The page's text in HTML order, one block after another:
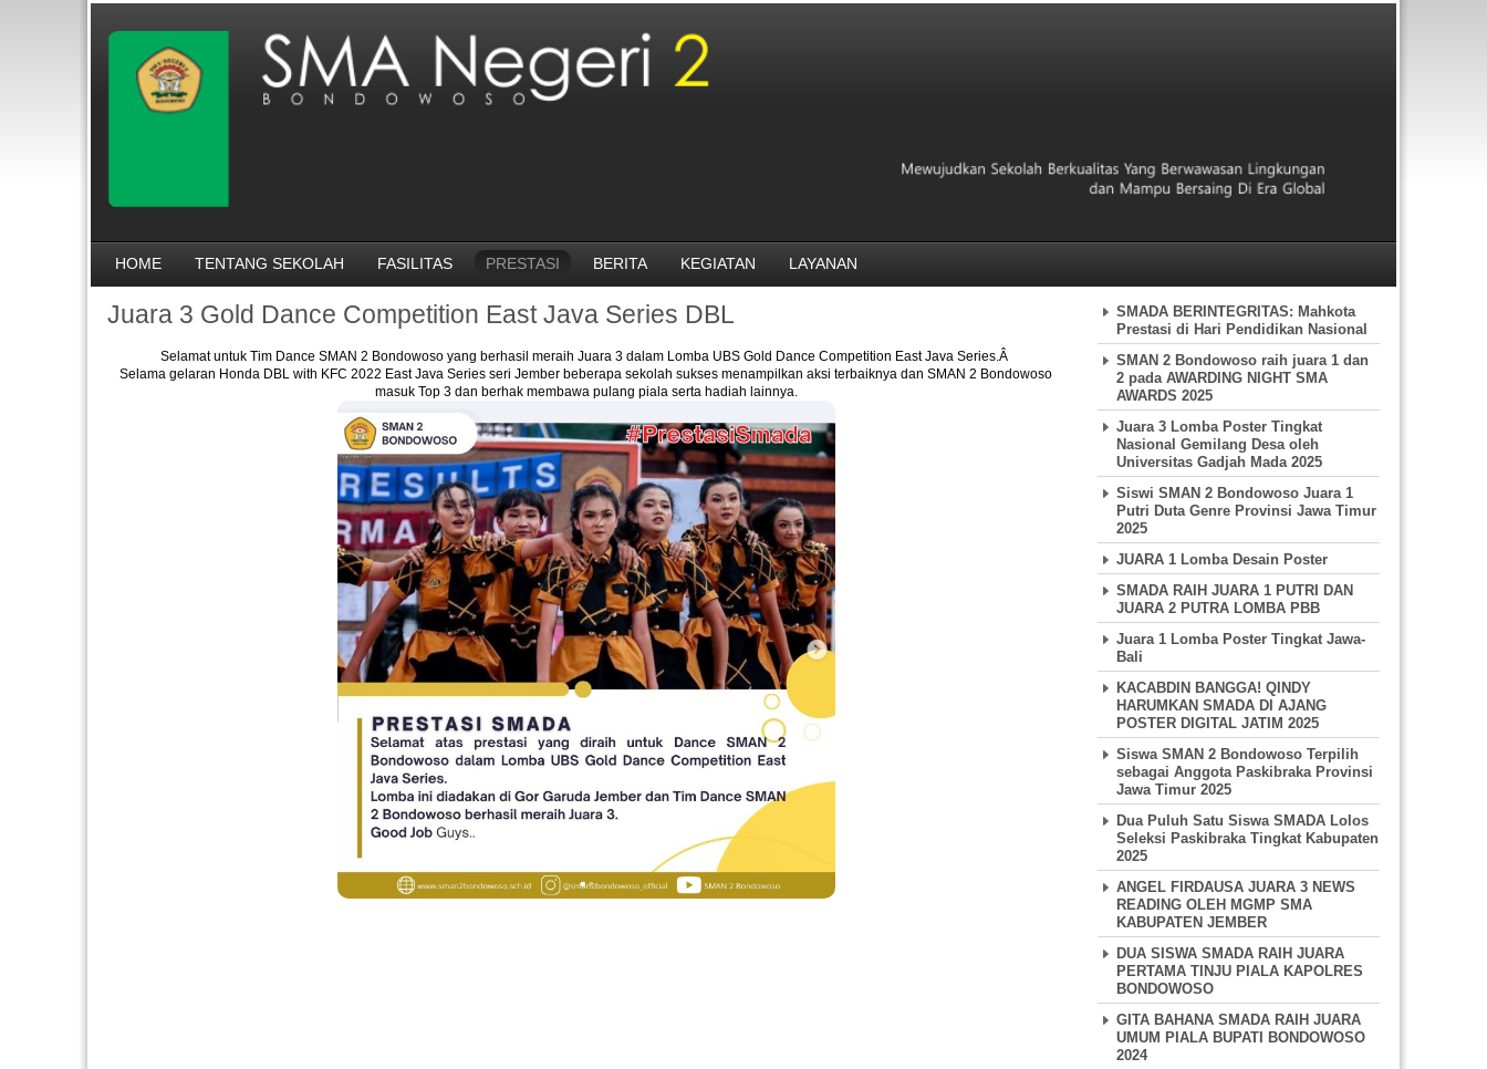
HOME TENTANG SEKOLAH FASILITAS PRESTASI BERITA KEGIATAN LAYANAN
SMADA BERINTEGRITAS: Mahkota
Prestasi di Hari Pendidikan Nasional
SMAN 2 Bondowoso raih juara 1 dan
2 pada AWARDING NIGHT SMA
AWARDS 2025
Juara 3 Lomba Poster Tingkat
Nasional Gemilang Desa oleh
Universitas Gadjah Mada 2025
Siswi SMAN 2 Bondowoso Juara 1
Putri Duta Genre Provinsi Jawa Timur
2025
JUARA 1 Lomba Desain Poster
SMADA RAIH JUARA 1 PUTRI DAN
JUARA 2 PUTRA LOMBA PBB
Juara 1 Lomba Poster Tingkat Jawa-
Bali
KACABDIN BANGGA! QINDY
HARUMKAN SMADA DI AJANG
POSTER DIGITAL JATIM 2025
Siswa SMAN 2 Bondowoso Terpilih
sebagai Anggota Paskibraka Provinsi
Jawa Timur 2025
Dua Puluh Satu Siswa SMADA Lolos
Seleksi Paskibraka Tingkat Kabupaten
2025
ANGEL FIRDAUSA JUARA 3 NEWS
READING OLEH MGMP SMA
KABUPATEN JEMBER
DUA SISWA SMADA RAIH JUARA
PERTAMA TINJU PIALA KAPOLRES
BONDOWOSO
GITA BAHANA SMADA RAIH JUARA
UMUM PIALA BUPATI BONDOWOSO
2024
Juara 3 Gold Dance Competition East Java Series DBL
Selamat untuk Tim Dance SMAN 2 Bondowoso yang berhasil meraih Juara 3 dalam Lomba UBS Gold Dance Competition East Java Series.Â
Selama gelaran Honda DBL with KFC 2022 East Java Series seri Jember beberapa sekolah sukses menampilkan aksi terbaiknya dan SMAN 2 Bondowoso
masuk Top 3 dan berhak membawa pulang piala serta hadiah lainnya.